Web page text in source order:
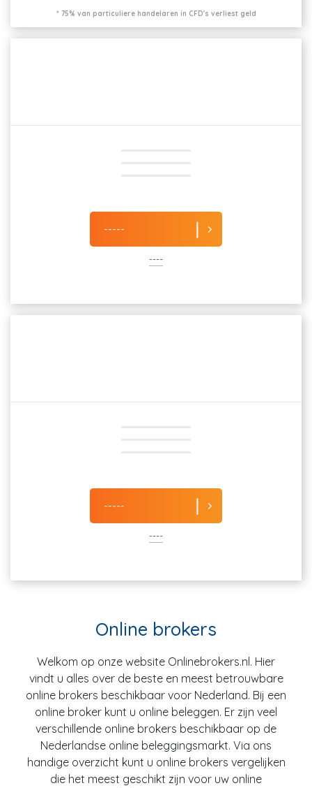
* 75% van particuliere handelaren in CFD's verliest geld
-----
----
-----
----
Online brokers
Welkom op onze website Onlinebrokers.nl. Hier
vindt u alles over de beste en meest betrouwbare
online brokers beschikbaar voor Nederland. Bij een
online broker kunt u online beleggen. Er zijn veel
verschillende online brokers beschikbaar op de
Nederlandse online beleggingsmarkt. Via ons
handige overzicht kunt u online brokers vergelijken
die het meest geschikt zijn voor uw online